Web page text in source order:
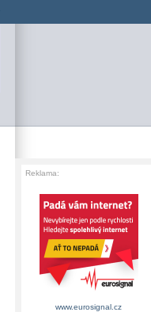
Reklama:
www.eurosignal.cz